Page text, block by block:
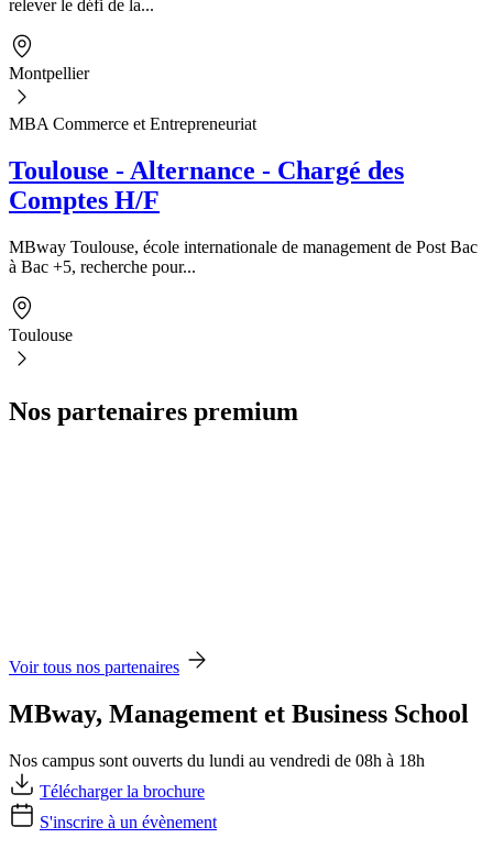
relever le défi de la...
Montpellier
MBA Commerce et Entrepreneuriat
Toulouse - Alternance - Chargé des
Comptes H/F
MBway Toulouse, école internationale de management de Post Bac
à Bac +5, recherche pour...
Toulouse
Nos partenaires premium
Voir tous nos partenaires
MBway, Management et Business School
Nos campus sont ouverts du lundi au vendredi de 08h à 18h
Télécharger la brochure
S'inscrire à un évènement